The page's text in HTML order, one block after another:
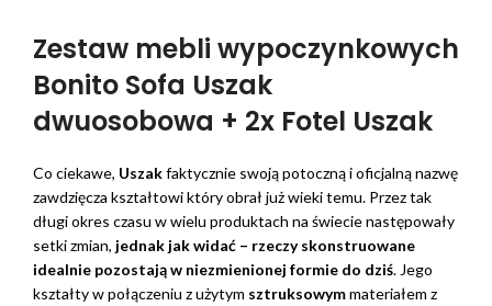
Zestaw mebli wypoczynkowych
Bonito Sofa Uszak
dwuosobowa + 2x Fotel Uszak
Co ciekawe, Uszakfaktycznie swoją potoczną i oficjalną nazwę
zawdzięcza kształtowi który obrał już wieki temu. Przez tak
długi okres czasu w wielu produktach na świecie następowały
setki zmian, jednak jak widać – rzeczy skonstruowane
idealnie pozostają w niezmienionej formie do dziś. Jego
kształty w połączeniu z użytym sztruksowymmateriałem z